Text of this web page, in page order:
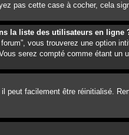
pas cette case à cocher, cela
la liste des utilisateurs en ligne
vous trouverez une option
serez compté comme étant un
peut facilement être réinitialisé.